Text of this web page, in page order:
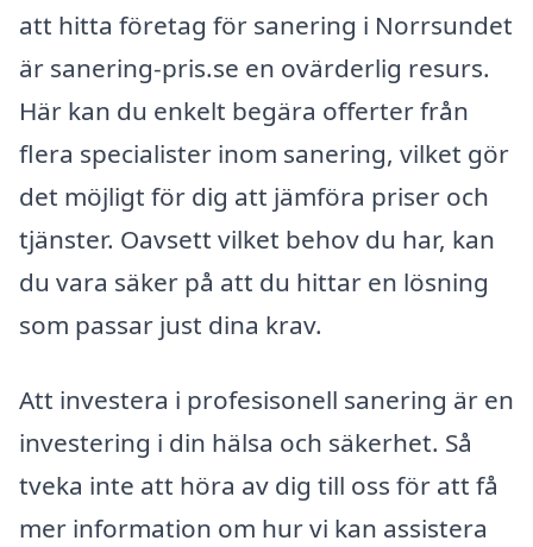
att hitta företag för sanering i Norrsundet
är sanering-pris.se en ovärderlig resurs.
Här kan du enkelt begära offerter från
flera specialister inom sanering, vilket gör
det möjligt för dig att jämföra priser och
tjänster. Oavsett vilket behov du har, kan
du vara säker på att du hittar en lösning
som passar just dina krav.
Att investera i profesisonell sanering är en
investering i din hälsa och säkerhet. Så
tveka inte att höra av dig till oss för att få
mer information om hur vi kan assistera